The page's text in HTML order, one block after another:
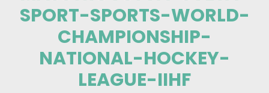
SPORT-SPORTS-WORLD-
CHAMPIONSHIP-
NATIONAL-HOCKEY-
LEAGUE-IIHF